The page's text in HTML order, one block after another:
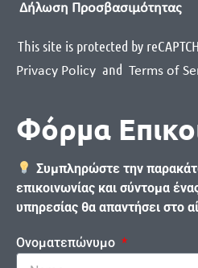
Δήλωση Προσβασιμότητας
This site is protected by
Privacy Policy and Terms of
Φόρμα
Συμπληρώστε την
επικοινωνίας και σύντομα
υπηρεσίας θα απαντήσει στο
Ονοματεπώνυμο